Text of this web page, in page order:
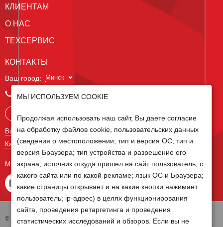
КЛИЕНТАМ
О НАС
ТЕХСЕРВИС
КОНТАКТЫ
Ваш город: Минск
+375 29 238 97 34
Все контакты
Карта сайта
МЫ В СОЦ СЕТЯХ
© 2026 Группа компаний Белагро
МЫ ИСПОЛЬЗУЕМ COOKIE
Продолжая использовать наш сайт, Вы даете согласие
на обработку файлов cookie, пользовательских данных
(сведения о местоположении; тип и версия ОС; тип и
версия Браузера; тип устройства и разрешение его
экрана; источник откуда пришел на сайт пользователь; с
какого сайта или по какой рекламе; язык ОС и Браузера;
какие страницы открывает и на какие кнопки нажимает
пользователь; ip-адрес) в целях функционирования
сайта, проведения ретаргетинга и проведения
статистических исследований и обзоров. Если вы не